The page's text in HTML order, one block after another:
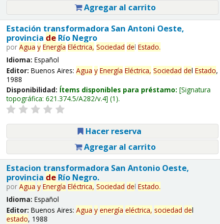
Agregar al carrito
Estación transformadora San Antoni Oeste,
provincia deRío Negro
por Agua y Energía Eléctrica, Sociedad del Estado.
Idioma: Español
Editor: Buenos Aires: Agua y Energía Eléctrica, Sociedad del Estado,
1988
Disponibilidad: Ítems disponibles para préstamo: Signatura
topográfica: 621.374.5/A282/v.4 (1).
Hacer reserva
Agregar al carrito
Estacion transformadora San Antonio Oeste,
provincia deRío Negro.
por Agua y Energía Eléctrica, Sociedad del Estado.
Idioma: Español
Editor: Buenos Aires: Agua y energía eléctrica, sociedad del
estado, 1988